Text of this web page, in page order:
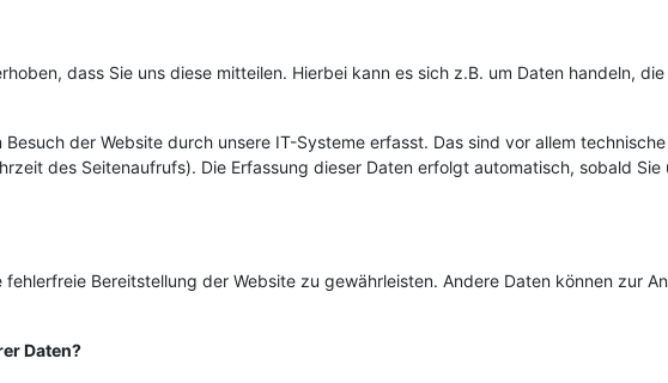
dass Sie uns diese mitteilen. Hierbei kann es sich z.B. um Daten handeln, die
der Website durch unsere IT-Systeme erfasst. Das sind vor allem
des Seitenaufrufs). Die Erfassung dieser Daten erfolgt automatisch, sobald Sie
Bereitstellung der Website zu gewährleisten. Andere Daten können zur
Daten?